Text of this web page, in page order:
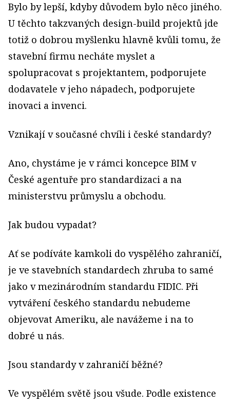
Bylo by lepší, kdyby důvodem bylo něco jiného.
U těchto takzvaných design-build projektů jde
totiž o dobrou myšlenku hlavně kvůli tomu, že
stavební firmu necháte myslet a
spolupracovat s projektantem, podporujete
dodavatele v jeho nápadech, podporujete
inovaci a invenci.
Vznikají v současné chvíli i české standardy?
Ano, chystáme je v rámci koncepce BIM v
České agentuře pro standardizaci a na
ministerstvu průmyslu a obchodu.
Jak budou vypadat?
Ať se podíváte kamkoli do vyspělého zahraničí,
je ve stavebních standardech zhruba to samé
jako v mezinárodním standardu FIDIC. Při
vytváření českého standardu nebudeme
objevovat Ameriku, ale navážeme i na to
dobré u nás.
Jsou standardy v zahraničí běžné?
Ve vyspělém světě jsou všude. Podle existence